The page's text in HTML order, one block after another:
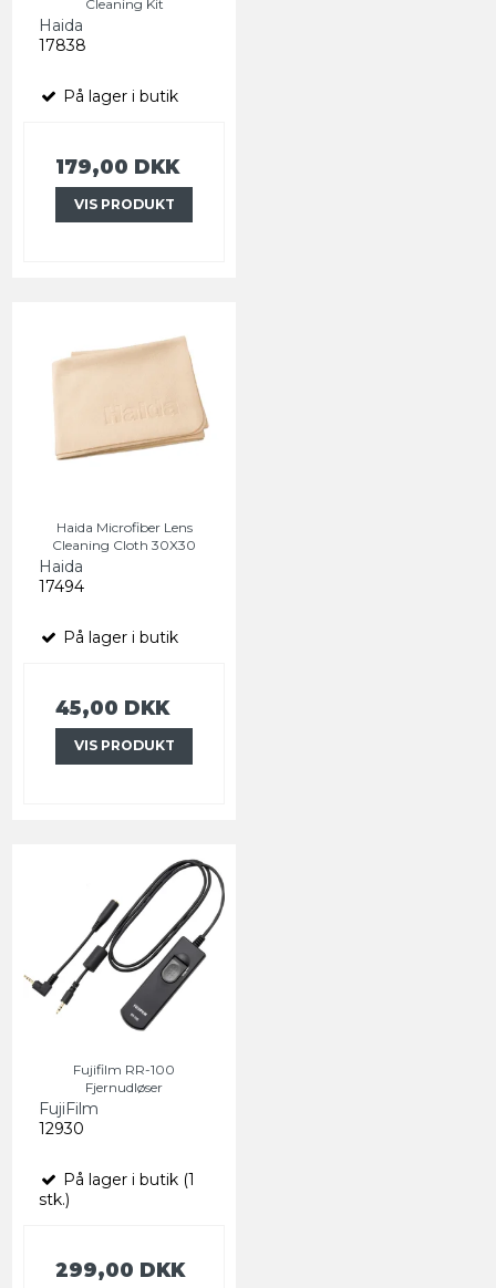
Cleaning Kit
Haida
17838
På lager i butik
179,00 DKK
VIS PRODUKT
Haida Microfiber Lens
Cleaning Cloth 30X30
Haida
17494
På lager i butik
45,00 DKK
VIS PRODUKT
Fujifilm RR-100
Fjernudløser
FujiFilm
12930
På lager i butik (1
stk.)
299,00 DKK